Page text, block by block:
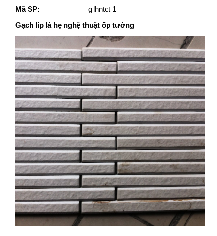
Mã SP:
gllhntot 1
Gạch líp lá hẹ nghệ thuật ốp tường